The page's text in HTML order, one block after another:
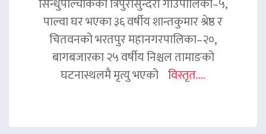
पाल्वा घर भएका ३६ वर्षीय शान्तकुमार श्रेष्ठ र
चितवनको भरतपुर महानगरपालिका–२०,
बागबजारका २५ वर्षीय निश्चल तामाङको
घटनास्थलमै मृत्यु भएको विस्तृत....